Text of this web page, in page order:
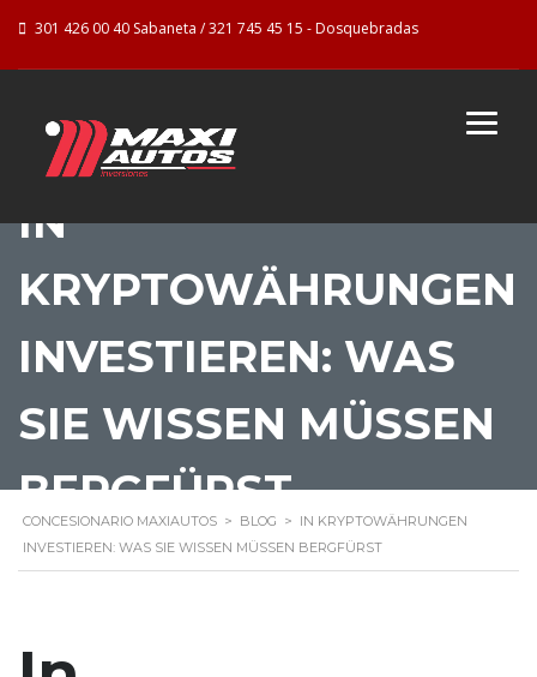
301 426 00 40 Sabaneta / 321 745 45 15 - Dosquebradas
IN
KRYPTOWÄHRUNGEN
INVESTIEREN: WAS
SIE WISSEN MÜSSEN
BERGFÜRST
CONCESIONARIO MAXIAUTOS > BLOG > IN KRYPTOWÄHRUNGEN
INVESTIEREN: WAS SIE WISSEN MÜSSEN BERGFÜRST